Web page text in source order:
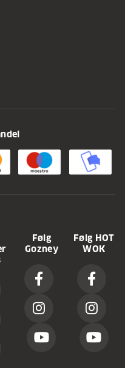
Følg
Gozney
Følg HOT
WOK